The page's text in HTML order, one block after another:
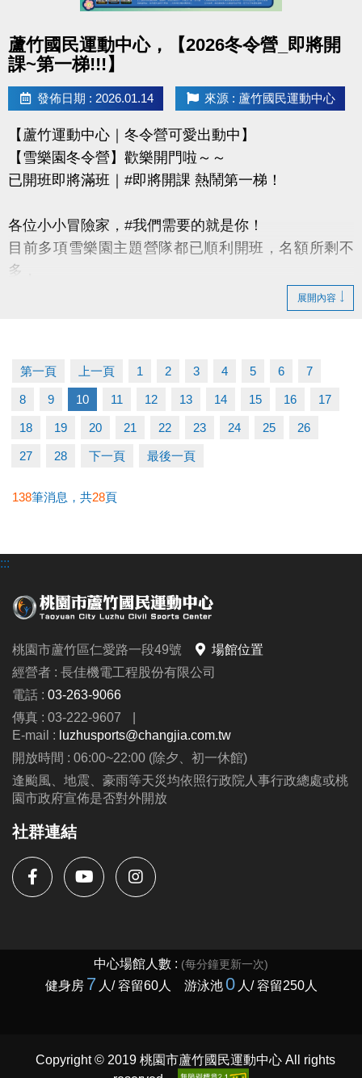
-IG : @luzhusports
蘆竹國民運動中心，【2026冬令營_即將開
課~第一梯!!!】
發佈日期 : 2026.01.14 來源 : 蘆竹國民運動中心
【蘆竹運動中心｜冬令營可愛出動中】
【雪樂園冬令營】歡樂開門啦～～
已開班即將滿班｜#即將開課 熱鬧第一梯！
各位小小冒險家，#我們需要的就是你！
目前多項雪樂園主題營隊都已順利開班，名額所剩不
多，
還有部分課程即將開課，只差幾位小小探險家就能啟
快跟著「蘆寶」和「薇薇」一起勇闖雪樂園，
留下最歡樂、最難忘的冬日回憶吧～
【加碼優惠】
凡報名球類營隊任兩梯享9折優惠，三梯享88折優惠!!
【報名資訊】開課前皆可報名，把握最後機會！
連絡資訊
-官網 :
-FB : 桃園市蘆竹國民運動中心
-IG : @luzhusports
展開內容
第一頁 上一頁 1 2 3 4 5 6 7
8 9 10 11 12 13 14 15 16 17
18 19 20 21 22 23 24 25 26
27 28 下一頁 最後一頁
138筆消息，共28頁
:::
桃園市蘆竹區仁愛路一段49號
場館位置
經營者 : 長佳機電工程股份有限公司
電話 : 03-263-9066
傳真 : 03-222-9607
|
E-mail : luzhusports@changjia.com.tw
開放時間 : 06:00~22:00 (除夕、初一休館)
逢颱風、地震、豪雨等天災均依照行政院人事行政總處或桃
園市政府宣佈是否對外開放
社群連結
Copyright © 2019 桃園市蘆竹國民運動中心 All rights